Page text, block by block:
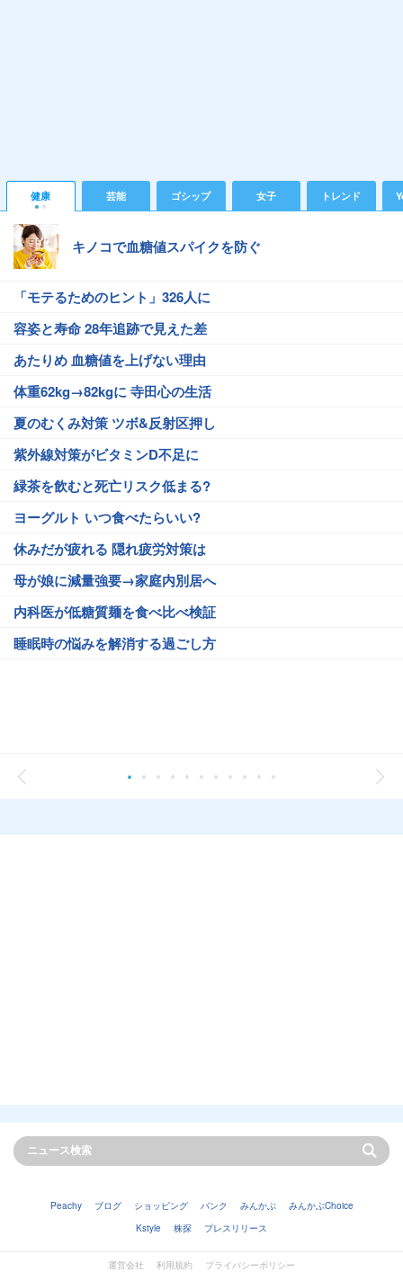
健康 芸能 ゴシップ 女子 トレンド
キノコで血糖値スパイクを防ぐ
「モテるためのヒント」326人に
容姿と寿命 28年追跡で見えた差
あたりめ 血糖値を上げない理由
体重62kg→82kgに 寺田心の生活
夏のむくみ対策 ツボ&反射区押し
紫外線対策がビタミンD不足に
緑茶を飲むと死亡リスク低まる?
ヨーグルト いつ食べたらいい?
休みだが疲れる 隠れ疲労対策は
母が娘に減量強要→家庭内別居へ
内科医が低糖質麺を食べ比べ検証
睡眠時の悩みを解消する過ごし方
Peachy ブログ ショッピング バンク みんかぶ
みんかぶChoice
Kstyle
株探 プレスリリース
運営会社 利用規約
プライバシーポリシー